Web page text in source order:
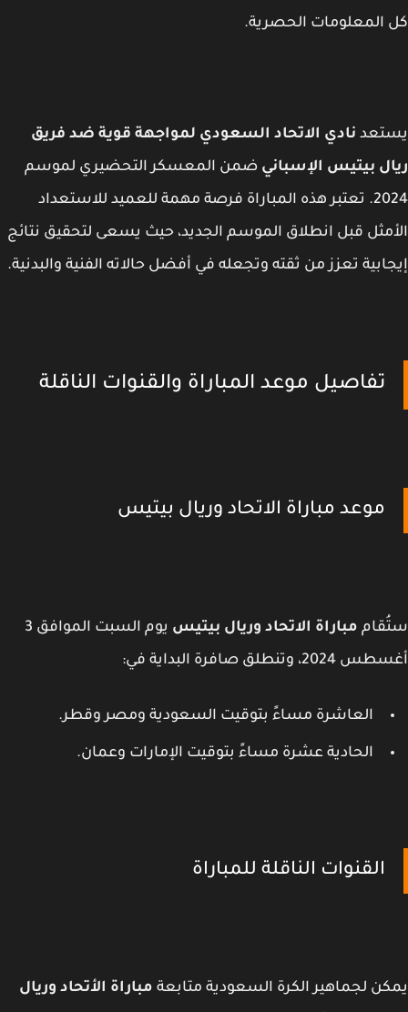
المعلومات الحصرية.
نادي الاتحاد السعودي لمواجهة قوية ضد فريق
بيتيس الإسبانيضمن المعسكر التحضيري لموسم
2024. تعتبر هذه المباراة فرصة مهمة للعميد للاستعداد
قبل انطلاق الموسم الجديد، حيث يسعى لتحقيق نتائج
تعزز من ثقته وتجعله في أفضل حالاته الفنية والبدنية.
تفاصيل موعد المباراة والقنوات الناقلة
موعد مباراة الاتحاد وريال بيتيس
مباراة الاتحاد وريال بيتيس
يوم السبت الموافق 3
وتنطلق صافرة البداية في:
العاشرة مساءً بتوقيت السعودية ومصر وقطر.
الحادية عشرة مساءً بتوقيت الإمارات وعمان.
القنوات الناقلة للمباراة
لجماهير الكرة السعودية متابعةمباراة الأتحاد وريال